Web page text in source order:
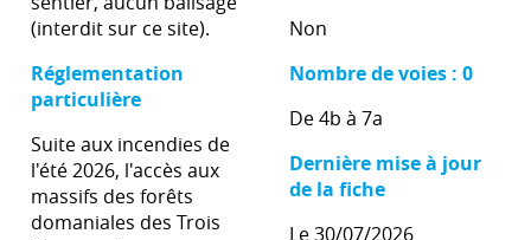
(interdit sur ce site).
Réglementation
particulière
Suite aux incendies de
l'été 2026, l'accès aux
massifs des forêts
domaniales des Trois
Non
Nombre de voies : 0
De 4b à 7a
Dernière mise à jour
de la fiche
Le 30/07/2026